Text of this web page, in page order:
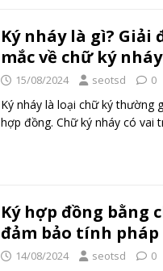
Ký nháy là gì?
mắc về chữ ký nháy
15/08/2024 seotsd 0
Ký nháy là loại chữ ký thường
hợp đồng. Chữ ký nháy có vai
Ký hợp đồng bằng
đảm bảo tính pháp
14/08/2024 seotsd 0